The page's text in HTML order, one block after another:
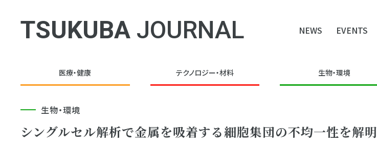
TSUKUBA JOURNAL NEWS EVENTS
医療・健康 テクノロジー・材料 生物・環境
生物・環境
シングルセル解析で金属を吸着する細胞集団の不均一性を解明